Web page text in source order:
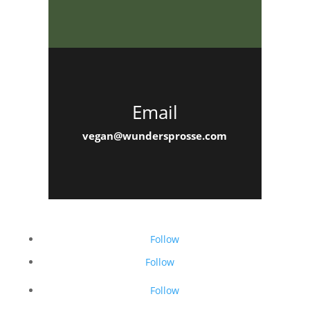
Email
vegan@wundersprosse.com
Follow
Follow
Follow